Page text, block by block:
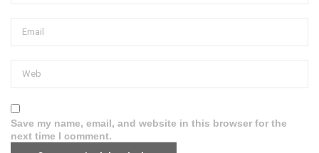
Save my name, email, and website in this browser for the
next time I comment.